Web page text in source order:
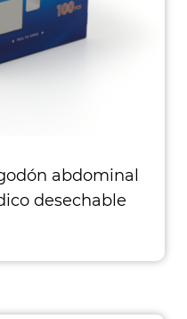
abdominal
desechable